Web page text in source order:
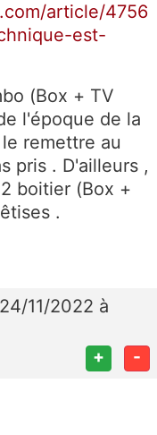
article/4756
est-
(Box + TV
l'époque de la
remettre au
pris . D'ailleurs ,
boitier (Box +
.
11/2022 à
+ -